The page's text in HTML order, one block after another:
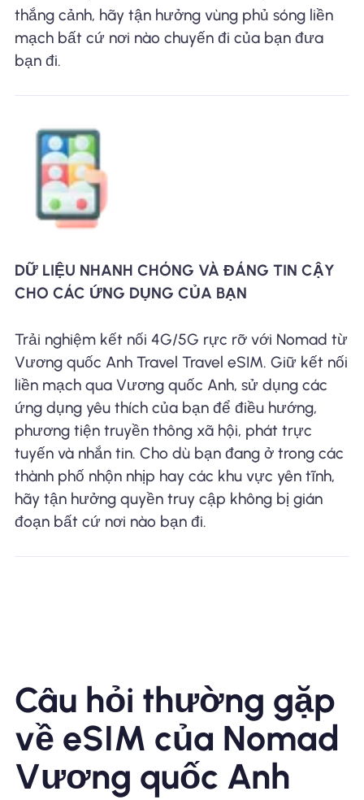
thắng cảnh, hãy tận hưởng vùng phủ sóng liền
mạch bất cứ nơi nào chuyến đi của bạn đưa
bạn đi.
DỮ LIỆU NHANH CHÓNG VÀ ĐÁNG TIN CẬY
CHO CÁC ỨNG DỤNG CỦA BẠN
Trải nghiệm kết nối 4G/5G rực rỡ với Nomad từ
Vương quốc Anh Travel Travel eSIM. Giữ kết nối
liền mạch qua Vương quốc Anh, sử dụng các
ứng dụng yêu thích của bạn để điều hướng,
phương tiện truyền thông xã hội, phát trực
tuyến và nhắn tin. Cho dù bạn đang ở trong các
thành phố nhộn nhịp hay các khu vực yên tĩnh,
hãy tận hưởng quyền truy cập không bị gián
đoạn bất cứ nơi nào bạn đi.
Câu hỏi thường gặp
về eSIM của Nomad
Vương quốc Anh